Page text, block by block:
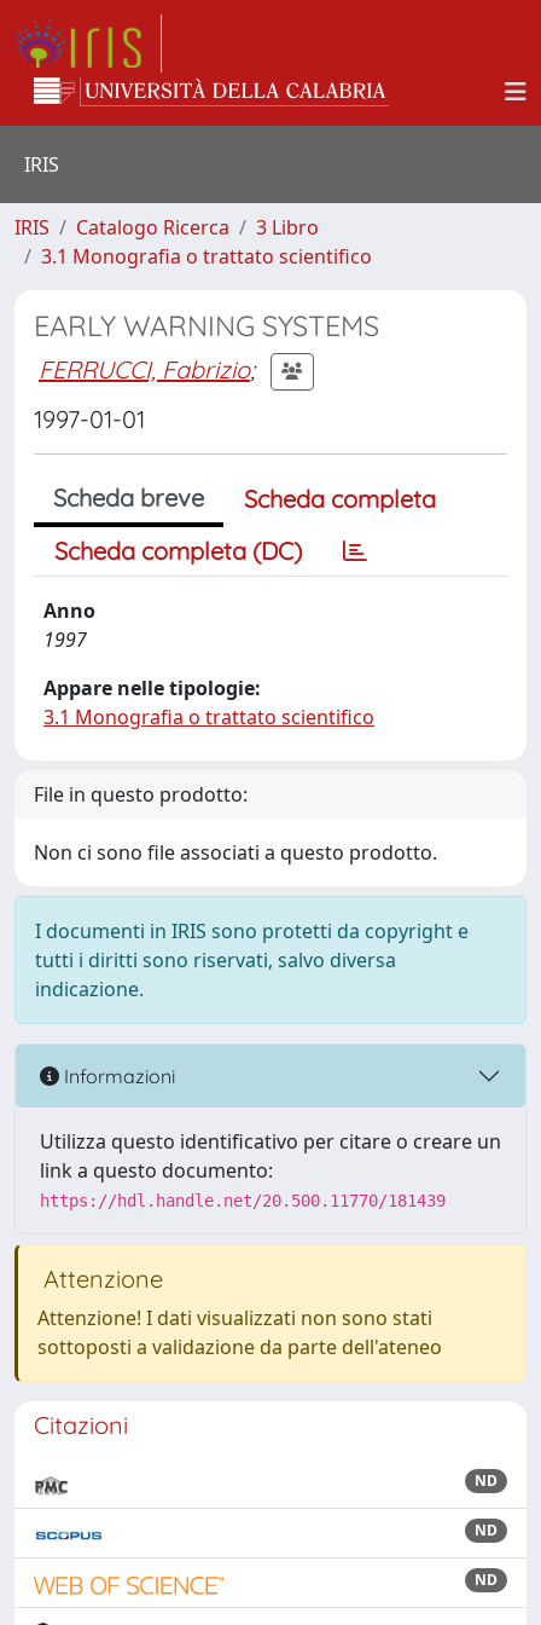
IRIS
IRIS Catalogo Ricerca
3 Libro
3.1 Monografia o trattato scientifico
EARLY WARNING SYSTEMS
FERRUCCI, Fabrizio;
1997-01-01
Scheda breve
Scheda completa
Scheda completa (DC)
Anno
1997
Appare nelle tipologie:
3.1 Monografia o trattato scientifico
File in questo prodotto:
Non ci sono file associati a questo prodotto.
I documenti in IRIS sono protetti da copyright e
tutti i diritti sono riservati, salvo diversa
indicazione.
Informazioni
Utilizza questo identificativo per citare o creare un
link a questo documento:
https://hdl.handle.net/20.500.11770/181439
Attenzione
Attenzione! I dati visualizzati non sono stati
sottoposti a validazione da parte dell'ateneo
Citazioni
ND
ND
ND